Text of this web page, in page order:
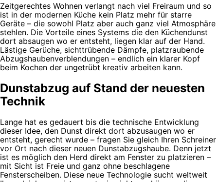
Zeitgerechtes Wohnen verlangt nach viel Freiraum und so
ist in der modernen Küche kein Platz mehr für starre
Geräte – die sowohl Platz aber auch ganz viel Atmosphäre
stehlen. Die Vorteile eines Systems die den Küchendunst
dort absaugen wo er entsteht, liegen klar auf der Hand.
Lästige Gerüche, sichttrübende Dämpfe, platzraubende
Abzugshaubenverblendungen – endlich ein klarer Kopf
beim Kochen der ungetrübt kreativ arbeiten kann.
Dunstabzug auf Stand der neuesten
Technik
Lange hat es gedauert bis die technische Entwicklung
dieser Idee, den Dunst direkt dort abzusaugen wo er
entsteht, gerecht wurde – fragen Sie gleich Ihren Schreiner
vor Ort nach dieser neuen Dunstabzugshaube. Denn jetzt
ist es möglich den Herd direkt am Fenster zu platzieren –
mit Sicht ist Freie und ganz ohne beschlagene
Fensterscheiben. Diese neue Technologie sucht weltweit